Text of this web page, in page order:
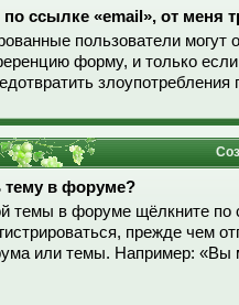
ссылке «email», от меня
пользователи
форму, и только
тему в форуме?
темы в форуме щёлкните
прежде чем
или темы. Например: «Вы